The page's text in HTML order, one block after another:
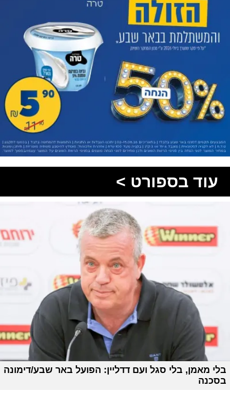
עוד בספורט >
בלי מאמן, בלי סגל ועם דדליין: הפועל באר שבע/דימונה
בסכנה